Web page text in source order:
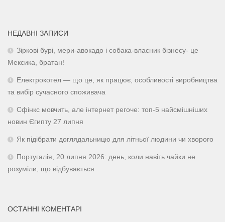
НЕДАВНІ ЗАПИСИ
Зіркові бурі, мери-авокадо і собака-власник бізнесу- це
Мексика, братан!
Електрокотел — що це, як працює, особливості виробництва
та вибір сучасного споживача
Сфінкс мовчить, але інтернет регоче: топ-5 найсмішніших
новин Єгипту 27 липня
Як підібрати доглядальницю для літньої людини чи хворого
Португалія, 20 липня 2026: день, коли навіть чайки не
розуміли, що відбувається
ОСТАННІ КОМЕНТАРІ